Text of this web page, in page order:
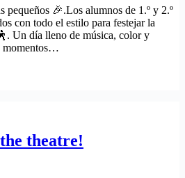
pequeños 🎉.Los alumnos de 1.º y 2.º
con todo el estilo para festejar la
Un día lleno de música, color y
momentos…
theatre!